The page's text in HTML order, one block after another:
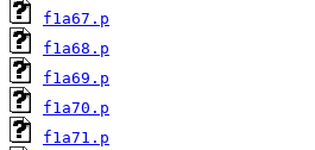
f1a67.p
f1a68.p
f1a69.p
f1a70.p
f1a71.p